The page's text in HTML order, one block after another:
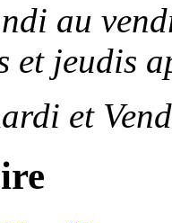
au
et jeudis
et